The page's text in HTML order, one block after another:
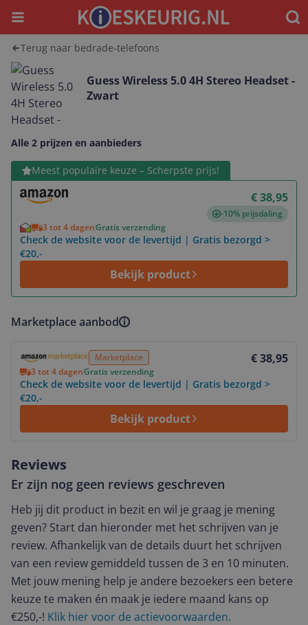
Menu
Terug naar bedrade-telefoons
Guess Wireless 5.0 4H Stereo Headset -
Zwart
Alle 2 prijzen en aanbieders
Meest populaire keuze – Scherpste prijs!
€ 38,95
-10% prijsdaling
3 tot 4 dagenGratis verzending
Check de website voor de levertijd | Gratis bezorgd >
€20,-
Bekijk product
Bekijk product
Marketplace aanbod
Marketplace € 38,95
3 tot 4 dagenGratis verzending
Check de website voor de levertijd | Gratis bezorgd >
€20,-
Bekijk product
Reviews
Er zijn nog geen reviews geschreven
Heb jij dit product in bezit en wil je graag je mening
geven? Start dan hieronder met het schrijven van je
review. Afhankelijk van de details duurt het schrijven
van een review gemiddeld tussen de 3 en 10 minuten.
Met jouw mening help je andere bezoekers een betere
keuze te maken én maak je iedere maand kans op
€250,-! Klik hier voor de actievoorwaarden.